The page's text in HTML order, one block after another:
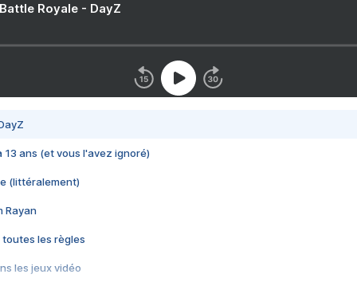
Royale - DayZ
13 ans (et vous l'avez ignoré)
(littéralement)
Rayan
toutes les règles
les jeux vidéo